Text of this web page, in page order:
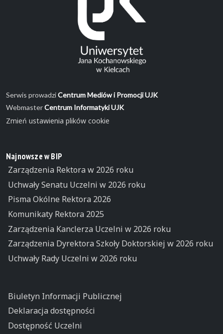
Serwis prowadziCentrum Mediów i Promocji UJK
WebmasterCentrum Informatyki UJK
Zmień ustawienia plików cookie
Najnowsze w BIP
Zarządzenia Rektora w 2026 roku
Uchwały Senatu Uczelni w 2026 roku
Pisma Okólne Rektora 2026
Komunikaty Rektora 2025
Zarządzenia Kanclerza Uczelni w 2026 roku
Zarządzenia Dyrektora Szkoły Doktorskiej w 2026 roku
Uchwały Rady Uczelni w 2026 roku
Biuletyn Informacji Publicznej
Deklaracja dostępności
Dostępność Uczelni